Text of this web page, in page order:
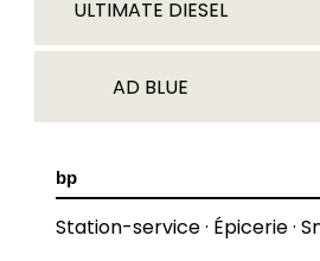
bp
Station-service · Épicerie ·
ULTIMATE DIESEL
AD BLUE